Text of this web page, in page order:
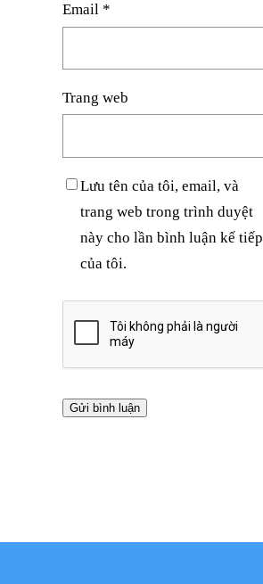
Email *
Trang web
Lưu tên của tôi, email, và
trang web trong trình duyệt
này cho lần bình luận kế tiếp
của tôi.